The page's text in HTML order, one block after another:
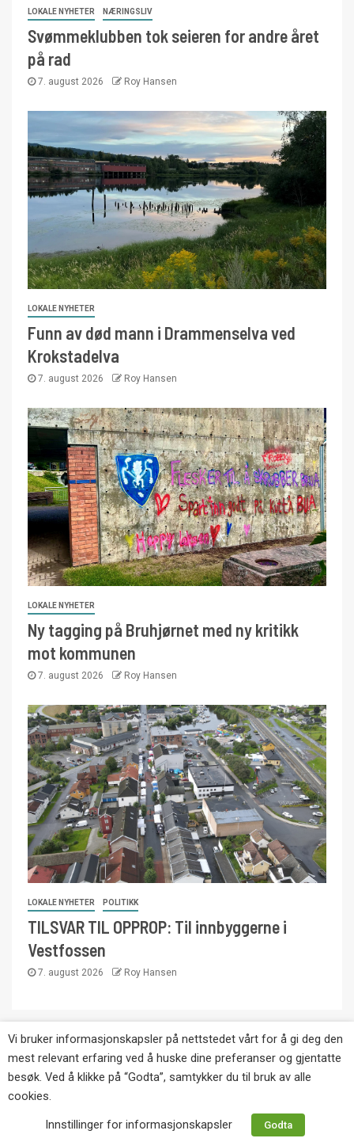
LOKALE NYHETER NÆRINGSLIV
Svømmeklubben tok seieren for andre året
på rad
7. august 2026 Roy Hansen
LOKALE NYHETER
Funn av død mann i Drammenselva ved
Krokstadelva
7. august 2026 Roy Hansen
LOKALE NYHETER
Ny tagging på Bruhjørnet med ny kritikk
mot kommunen
7. august 2026 Roy Hansen
LOKALE NYHETER POLITIKK
TILSVAR TIL OPPROP: Til innbyggerne i
Vestfossen
7. august 2026 Roy Hansen
Copyright © Eikernytt.no utgis av Roy’s
Pressetjeneste. Kopiering av tekst, bilder og
annonser er ikke tillatt uten etter avtale med utgiver.
Websiden er laget i samarbeid med:
Vi bruker informasjonskapsler på nettstedet vårt for å gi deg den
mest relevant erfaring ved å huske dine preferanser og gjentatte
besøk. Ved å klikke på “Godta”, samtykker du til bruk av alle
cookies.
Innstillinger for informasjonskapsler
Godta